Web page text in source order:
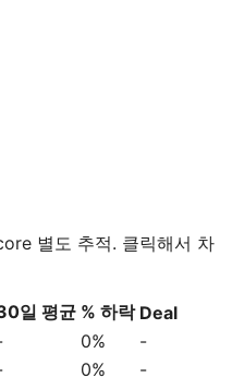
별도 추적. 클릭해서 차
일 평균 % 하락 Deal
0%
-
0% -